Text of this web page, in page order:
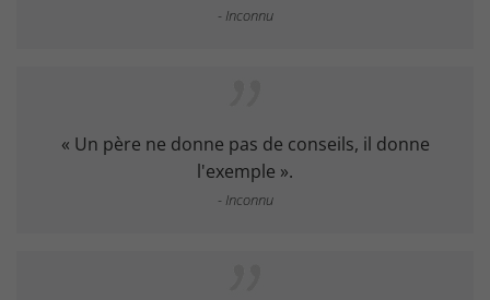
- Inconnu
« Un père ne donne pas de conseils, il donne
l'exemple ».
- Inconnu